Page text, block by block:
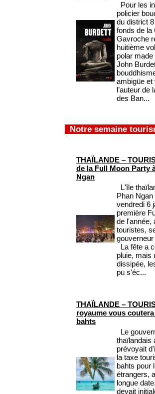
Pour les
policier
du district
fonds de la
Gavroche
huitième
polar
John
ambigüe et
l’auteur de
des Ban...
Notre semaine
THAÏLANDE –
de la Full Moon Party
Ngan
L'île
Phan
vendredi 6
première
de l'année,
touristes,
La fête a
pluie, mais
dissipée,
pu s'éc...
THAÏLANDE –
royaume vous coutera
bahts
Le
thaïlandais
prévoyait
la taxe
bahts pour
étrangers,
longue
devait